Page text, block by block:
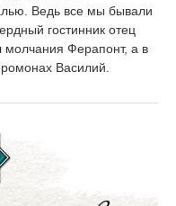
Ведь все мы бывали
гостинник отец
молчания Ферапонт, а в
Василий.